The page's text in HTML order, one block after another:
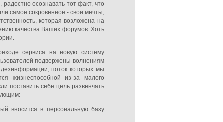
осознавать тот факт, что
самое сокровенное - свои мечты,
которая возложена на
качества Ваших форумов. Хоть
сервиса на новую систему
подвержены волнениям
поток которых мы
жизнеспособной из-за малого
поставить себе цель развенчать
вносится в персональную базу